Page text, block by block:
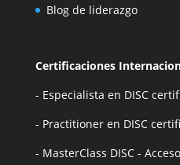
Blog de liderazgo
Certificaciones
- Especialista en DISC
- Practitioner en DISC
- MasterClass DISC -